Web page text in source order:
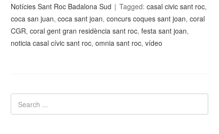
Notícies Sant Roc Badalona Sud
Tagged:casal civic sant roc,
coca san juan,coca sant joan,concurs coques sant joan,coral
CGR,coral gent gran residència sant roc,festa sant joan,
noticia casal cívic sant roc,omnia sant roc,vídeo